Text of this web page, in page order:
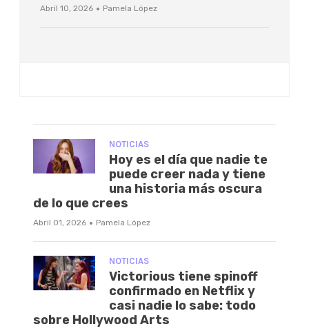
Abril 10, 2026 · Pamela López
NOTICIAS
Hoy es el día que nadie te
puede creer nada y tiene
una historia más oscura
de lo que crees
Abril 01, 2026 · Pamela López
NOTICIAS
Victorious tiene spinoff
confirmado en Netflix y
casi nadie lo sabe: todo
sobre Hollywood Arts